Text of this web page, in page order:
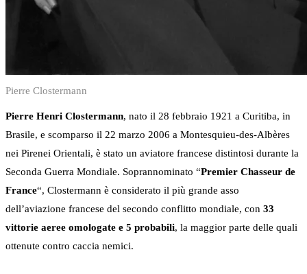
Pierre Clostermann
Pierre Henri Clostermann, nato il 28 febbraio 1921 a Curitiba, in
Brasile, e scomparso il 22 marzo 2006 a Montesquieu-des-Albères
nei Pirenei Orientali, è stato un aviatore francese distintosi durante la
Seconda Guerra Mondiale. Soprannominato “Premier Chasseur de
France“, Clostermann è considerato il più grande asso
dell’aviazione francese del secondo conflitto mondiale, con 33
vittorie aeree omologate e 5 probabili, la maggior parte delle quali
ottenute contro caccia nemici.